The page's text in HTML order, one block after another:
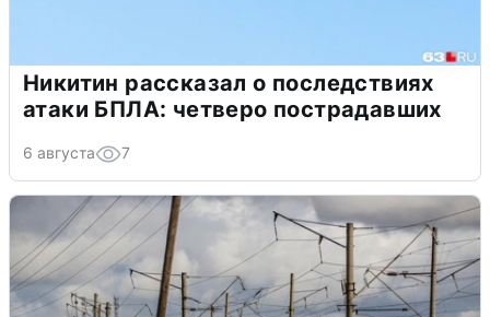
Никитин рассказал о последствиях
атаки БПЛА: четверо пострадавших
6 августа 7